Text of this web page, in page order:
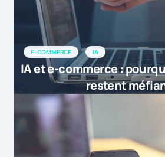
E-COMMERCE IA
IA et e-commerce :
restent